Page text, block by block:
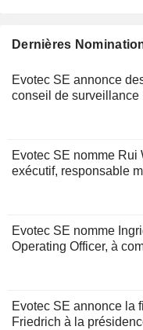
Dernières
Evotec SE annonce
conseil de surveillance
Evotec SE nomme Rui
exécutif, responsable
Evotec SE nomme
Operating Officer, à
Evotec SE annonce la
Friedrich à la